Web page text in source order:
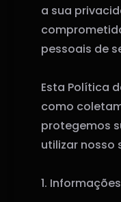
a sua
pessoais de
Esta Política
como
protegemos
utilizar nosso
1.